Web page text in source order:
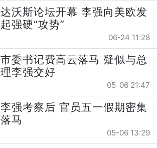
达沃斯论坛开幕 李强向美欧发
起强硬“攻势”
06-24 11:28
市委书记费高云落马 疑似与总
理李强交好
05-06 21:47
李强考察后 官员五一假期密集
落马
05-06 13:29